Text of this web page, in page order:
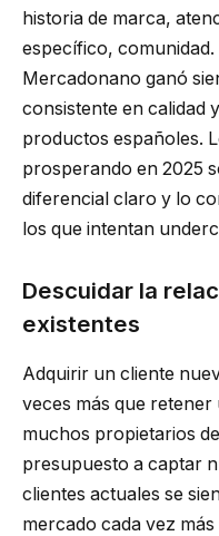
historia de marca,
específico,
Mercadonano ganó
consistente en calidad
productos españoles.
prosperando en 2025
diferencial claro y lo
los que intentan
Descuidar la
existentes
Adquirir un cliente
veces más que
muchos propietarios
presupuesto a captar
clientes actuales se
mercado cada vez